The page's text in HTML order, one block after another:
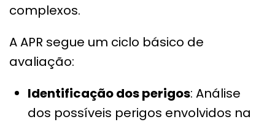
complexos.
A APR segue um ciclo básico de
avaliação:
Identificação dos perigos: Análise
dos possíveis perigos envolvidos na